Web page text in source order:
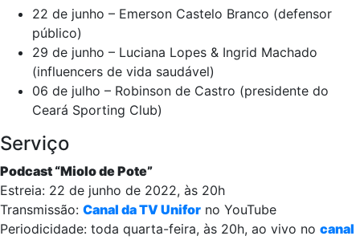
22 de junho – Emerson Castelo Branco (defensor
público)
29 de junho – Luciana Lopes & Ingrid Machado
(influencers de vida saudável)
06 de julho – Robinson de Castro (presidente do
Ceará Sporting Club)
Serviço
Podcast “Miolo de Pote”
Estreia: 22 de junho de 2022, às 20h
Transmissão: Canal da TV Unifor no YouTube
Periodicidade: toda quarta-feira, às 20h, ao vivo no canal